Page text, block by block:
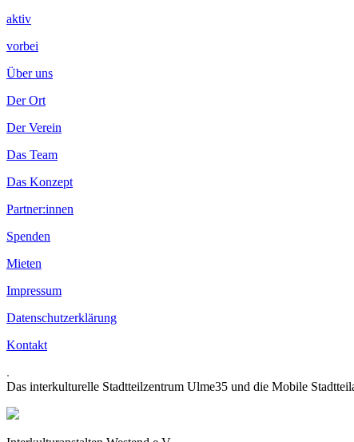
aktiv
vorbei
Über uns
Der Ort
Der Verein
Das Team
Das Konzept
Partner:innen
Spenden
Mieten
Impressum
Datenschutzerklärung
Kontakt
.
Das interkulturelle Stadtteilzentrum Ulme35 und die Mobile